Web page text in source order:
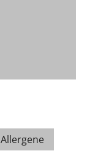
Allergene